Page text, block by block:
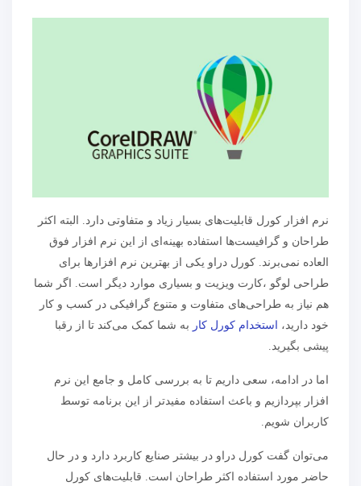
نرم افزار کورل قابلیت‌های بسیار زیاد و متفاوتی دارد. البته اکثر
طراحان و گرافیست‌ها استفاده بهینه‌ای از این نرم افزار فوق
العاده نمی‌برند. کورل دراو یکی از بهترین نرم افزارها برای
طراحی لوگو ،کارت ویزیت و بسیاری موارد دیگر است. اگر شما
هم نیاز به طراحی‌های متفاوت و متنوع گرافیکی در کسب و کار
خود دارید، استخدام کورل کار به شما کمک می‌کند تا از رقبا
پیشی بگیرید.
اما در ادامه، سعی داریم تا به بررسی کامل و جامع این نرم
افزار بپردازیم و‌ باعث استفاده مفیدتر از این برنامه توسط
کاربران شویم.
می‌توان گفت کورل دراو در بیشتر صنایع کاربرد دارد و در حال
حاضر مورد استفاده اکثر طراحان است. قابلیت‌های کورل